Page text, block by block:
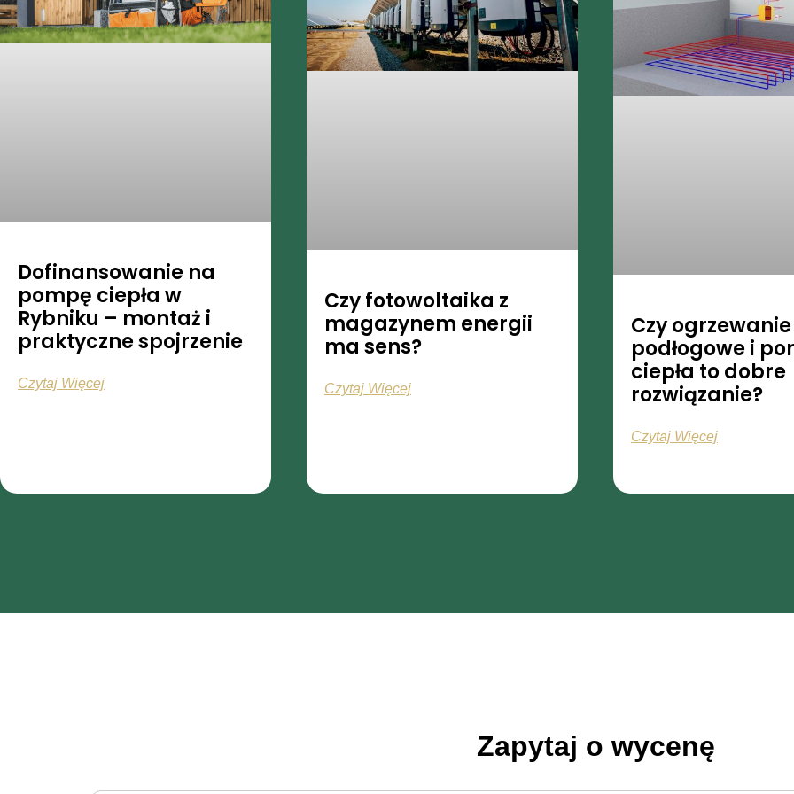
Dofinansowanie na
pompę ciepła w
Rybniku – montaż i
praktyczne spojrzenie
Czytaj Więcej
Czy fotowoltaika z
magazynem energii
ma sens?
Czytaj Więcej
Czy ogrzewanie
podłogowe i
ciepła to dobre
rozwiązanie?
Czytaj Więcej
Zapytaj o wycenę